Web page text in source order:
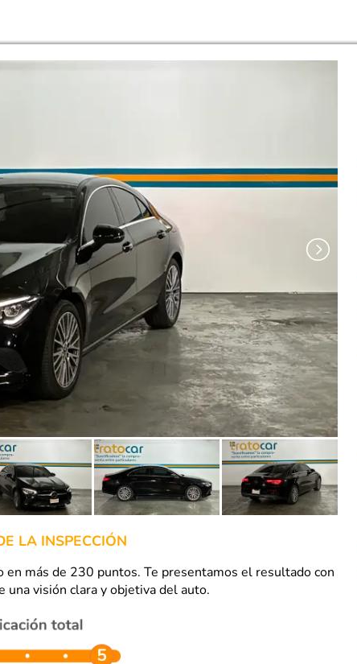
LA INSPECCIÓN
más de 230 puntos. Te presentamos el resultado con
visión clara y objetiva del auto.